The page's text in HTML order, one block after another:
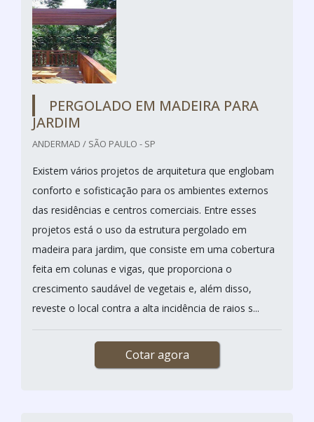
PERGOLADO EM MADEIRA PARA
JARDIM
ANDERMAD / SÃO PAULO - SP
Existem vários projetos de arquitetura que englobam
conforto e sofisticação para os ambientes externos
das residências e centros comerciais. Entre esses
projetos está o uso da estrutura pergolado em
madeira para jardim, que consiste em uma cobertura
feita em colunas e vigas, que proporciona o
crescimento saudável de vegetais e, além disso,
reveste o local contra a alta incidência de raios s...
Cotar agora